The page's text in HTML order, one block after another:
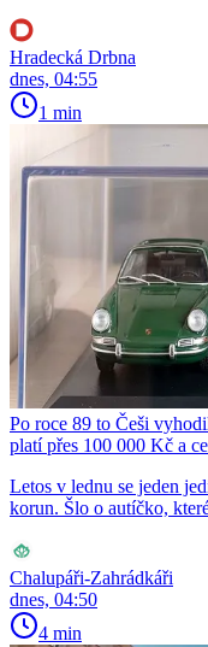
Hradecká Drbna
dnes, 04:55
1 min
Po roce 89 to Češi
platí přes 100 000 Kč a
Letos v lednu se jeden
korun. Šlo o autíčko,
Chalupáři-Zahrádkáři
dnes, 04:50
4 min